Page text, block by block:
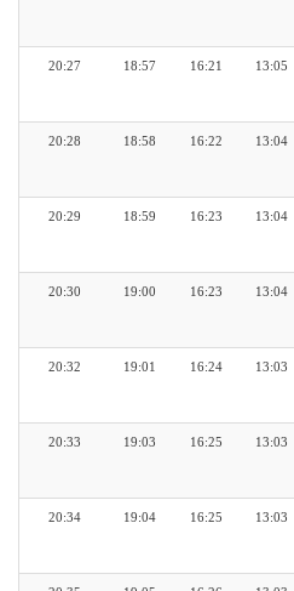
13:05
16:21
18:57
20:27
13:04
16:22
18:58
20:28
13:04
16:23
18:59
20:29
13:04
16:23
19:00
20:30
13:03
16:24
19:01
20:32
13:03
16:25
19:03
20:33
13:03
16:25
19:04
20:34